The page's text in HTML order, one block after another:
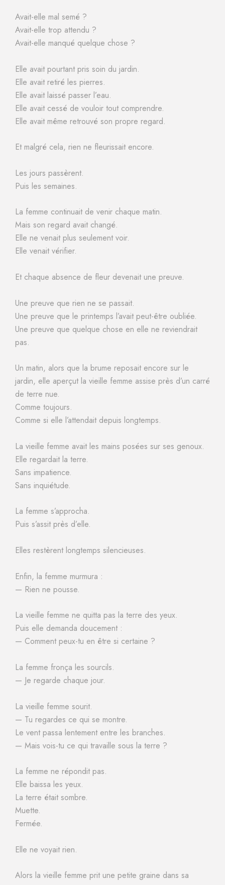
Avait-elle mal semé ?
Avait-elle trop attendu ?
Avait-elle manqué quelque chose ?
Elle avait pourtant pris soin du jardin.
Elle avait retiré les pierres.
Elle avait laissé passer l’eau.
Elle avait cessé de vouloir tout comprendre.
Elle avait même retrouvé son propre regard.
Et malgré cela, rien ne fleurissait encore.
Les jours passèrent.
Puis les semaines.
La femme continuait de venir chaque matin.
Mais son regard avait changé.
Elle ne venait plus seulement voir.
Elle venait vérifier.
Et chaque absence de fleur devenait une preuve.
Une preuve que rien ne se passait.
Une preuve que le printemps l’avait peut-être oubliée.
Une preuve que quelque chose en elle ne reviendrait
pas.
Un matin, alors que la brume reposait encore sur le
jardin, elle aperçut la vieille femme assise près d’un carré
de terre nue.
Comme toujours.
Comme si elle l’attendait depuis longtemps.
La vieille femme avait les mains posées sur ses genoux.
Elle regardait la terre.
Sans impatience.
Sans inquiétude.
La femme s’approcha.
Puis s’assit près d’elle.
Elles restèrent longtemps silencieuses.
Enfin, la femme murmura :
— Rien ne pousse.
La vieille femme ne quitta pas la terre des yeux.
Puis elle demanda doucement :
— Comment peux-tu en être si certaine ?
La femme fronça les sourcils.
— Je regarde chaque jour.
La vieille femme sourit.
— Tu regardes ce qui se montre.
Le vent passa lentement entre les branches.
— Mais vois-tu ce qui travaille sous la terre ?
La femme ne répondit pas.
Elle baissa les yeux.
La terre était sombre.
Muette.
Fermée.
Elle ne voyait rien.
Alors la vieille femme prit une petite graine dans sa